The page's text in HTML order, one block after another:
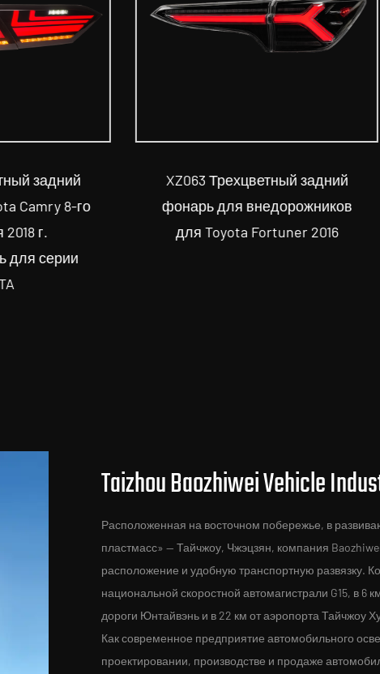
задний
Fortuner 2016
XZ070 Двухцветный задний
фонарь для внедорожников
Toyota C-HR 2016 г.
Taizhou Baozhiwei Vehicle
Расположенная на восточном побережье, в
пластмасс» — Тайчжоу, Чжэцзян, компания
расположение и удобную транспортную развязку.
национальной скоростной автомагистрали G15, в 6
дороги Юнтайвэнь и в 22 км от аэропорта Тайчжоу
Как современное предприятие автомобильного
проектировании, производстве и продаже